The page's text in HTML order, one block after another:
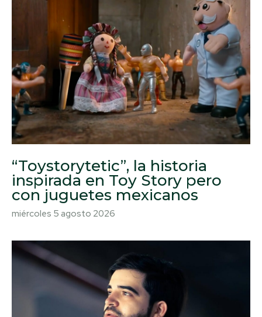
“Toystorytetic”, la historia
inspirada en Toy Story pero
con juguetes mexicanos
miércoles 5 agosto 2026